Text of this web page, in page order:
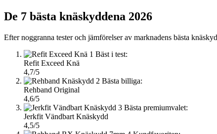
De 7 bästa knäskyddena 2026
Efter noggranna tester och jämförelser av marknadens bästa
1 Bäst i test:
Refit Exceed Knä
4,7/5
2 Bästa billiga:
Rehband Original
4,6/5
3 Bästa premiumvalet:
Jerkfit Vändbart Knäskydd
4,5/5